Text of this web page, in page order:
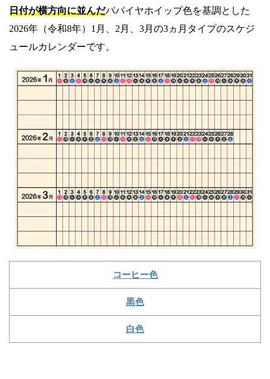
日付が横方向に並んだパパイヤホイップ色を基調とした
2026年（令和8年）1月、2月、3月の3ヵ月タイプのスケジ
ュールカレンダーです。
コーヒー色
黒色
白色